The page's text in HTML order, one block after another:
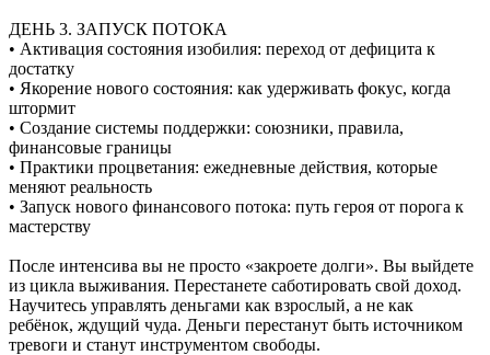
ДЕНЬ 3. ЗАПУСК ПОТОКА
• Активация состояния изобилия: переход от дефицита к
достатку
• Якорение нового состояния: как удерживать фокус, когда
штормит
• Создание системы поддержки: союзники, правила,
финансовые границы
• Практики процветания: ежедневные действия, которые
меняют реальность
• Запуск нового финансового потока: путь героя от порога к
мастерству
После интенсива вы не просто «закроете долги». Вы выйдете
из цикла выживания. Перестанете саботировать свой доход.
Научитесь управлять деньгами как взрослый, а не как
ребёнок, ждущий чуда. Деньги перестанут быть источником
тревоги и станут инструментом свободы.